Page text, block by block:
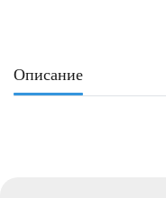
Описание